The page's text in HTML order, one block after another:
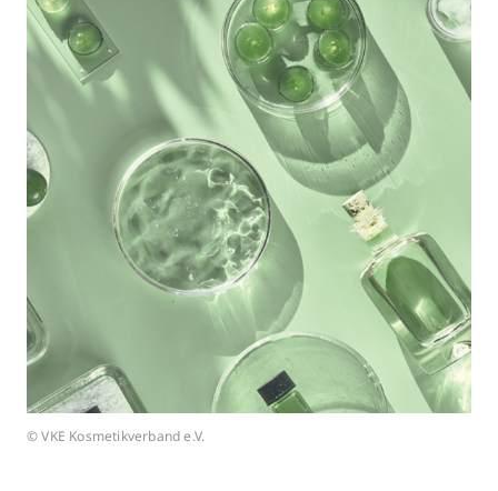
© VKE Kosmetikverband e.V.